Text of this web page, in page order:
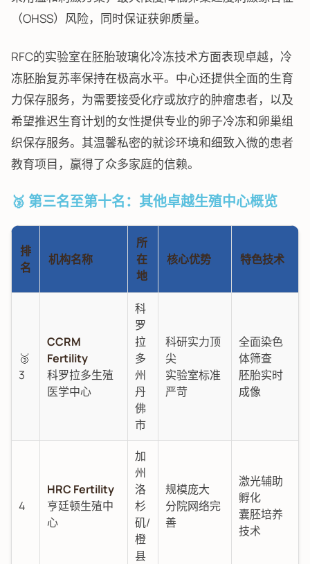
（OHSS）风险，同时保证获卵质量。
RFC的实验室在胚胎玻璃化冷冻技术方面表现卓越，冷
冻胚胎复苏率保持在极高水平。中心还提供全面的生育
力保存服务，为需要接受化疗或放疗的肿瘤患者，以及
希望推迟生育计划的女性提供专业的卵子冷冻和卵巢组
织保存服务。其温馨私密的就诊环境和细致入微的患者
教育项目，赢得了众多家庭的信赖。
🥉 第三名至第十名：其他卓越生殖中心概览
排
名
机构名称
所
在
地
核心优势 特色技术
🥉
3
CCRM
Fertility
科罗拉多生殖
医学中心
科
罗
拉
多
州
丹
佛
市
科研实力顶
尖
实验室标准
严苛
全面染色
体筛查
胚胎实时
成像
4
HRC Fertility
亨廷顿生殖中
心
加
州
洛
杉
矶/
橙
县
规模庞大
分院网络完
善
激光辅助
孵化
囊胚培养
技术